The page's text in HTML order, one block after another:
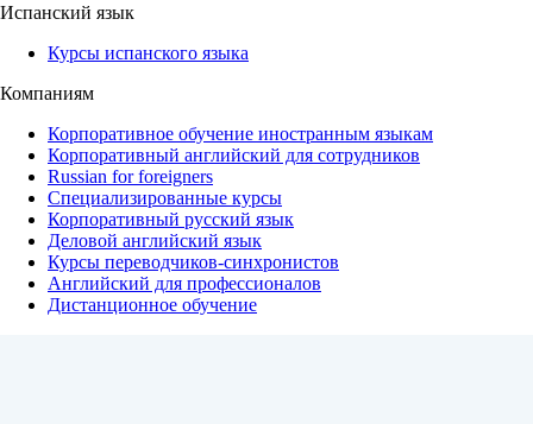
Испанский язык
Курсы испанского языка
Компаниям
Корпоративное обучение иностранным языкам
Корпоративный английский для сотрудников
Russian for foreigners
Специализированные курсы
Корпоративный русский язык
Деловой английский язык
Курсы переводчиков-синхронистов
Английский для профессионалов
Дистанционное обучение